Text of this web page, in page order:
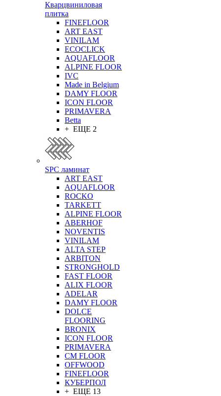
Кварцвиниловая
плитка
FINEFLOOR
ART EAST
VINILAM
ECOCLICK
AQUAFLOOR
ALPINE FLOOR
IVC
Made in Belgium
DAMY FLOOR
ICON FLOOR
PRIMAVERA
Betta
+ ЕЩЕ 2
SPC ламинат
ART EAST
AQUAFLOOR
ROCKO
TARKETT
ALPINE FLOOR
ABERHOF
NOVENTIS
VINILAM
ALTA STEP
ARBITON
STRONGHOLD
FAST FLOOR
ALIX FLOOR
ADELAR
DAMY FLOOR
DOLCE
FLOORING
BRONIX
ICON FLOOR
PRIMAVERA
CM FLOOR
OFFWOOD
FINEFLOOR
КУБЕРПОЛ
+ ЕЩЕ 13